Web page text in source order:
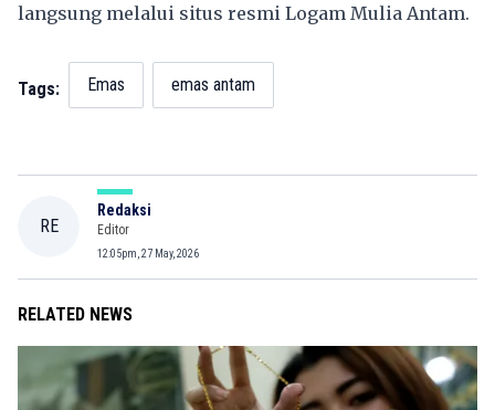
langsung melalui situs resmi Logam Mulia Antam.
Tags: Emas emas antam
RE
Redaksi
Editor
12:05pm, 27 May, 2026
RELATED NEWS